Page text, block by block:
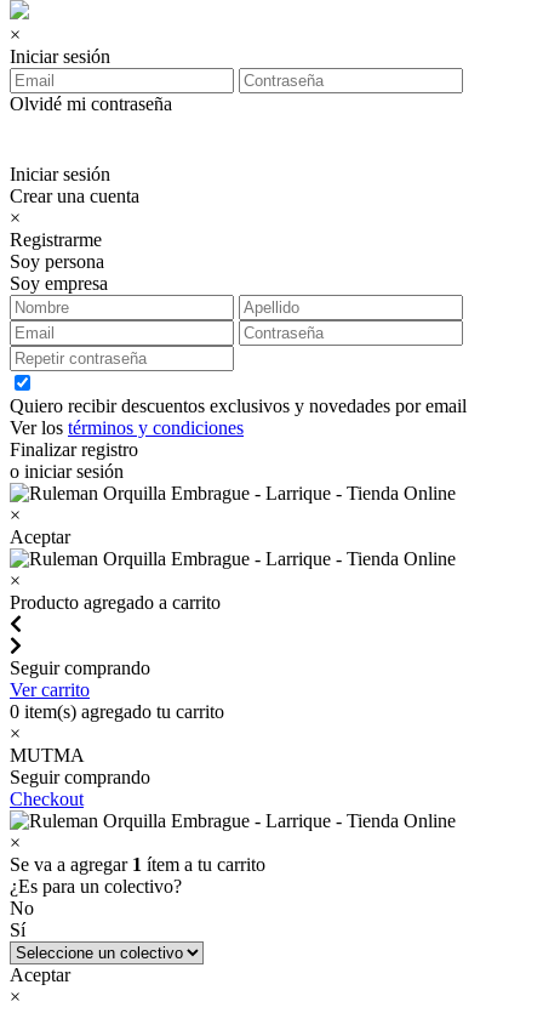
×
Iniciar sesión
Olvidé mi contraseña
Iniciar sesión
Crear una cuenta
×
Registrarme
Soy persona
Soy empresa
Quiero recibir descuentos exclusivos y novedades por email
Ver los términos y condiciones
Finalizar registro
o iniciar sesión
×
Aceptar
×
Producto agregado a carrito
Seguir comprando
Ver carrito
0 item(s) agregado tu carrito
×
MUTMA
Seguir comprando
Checkout
×
Se va a agregar 1 ítem a tu carrito
¿Es para un colectivo?
No
Sí
Aceptar
×